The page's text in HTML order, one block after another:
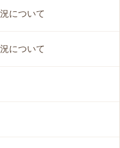
について
について